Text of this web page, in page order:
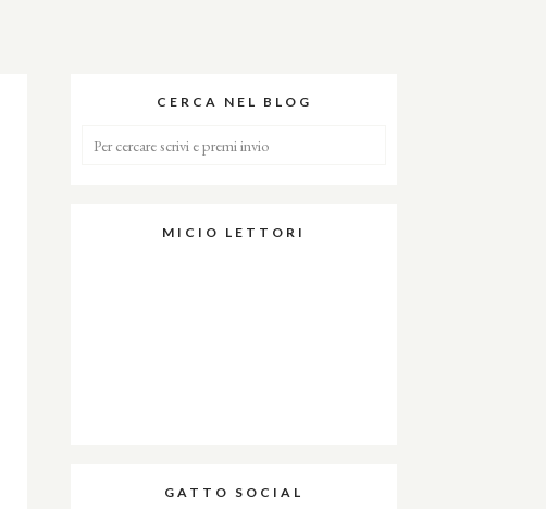
CERCA NEL BLOG
MICIO LETTORI
GATTO SOCIAL